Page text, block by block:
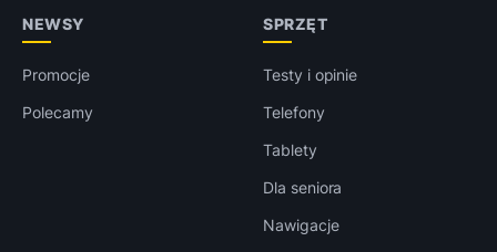
NEWSY
Promocje
Polecamy
SPRZĘT
Testy i opinie
Telefony
Tablety
Dla seniora
Nawigacje